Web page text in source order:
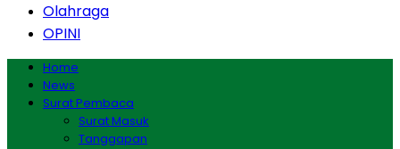
Olahraga
OPINI
Home
News
Surat Pembaca
Surat Masuk
Tanggapan